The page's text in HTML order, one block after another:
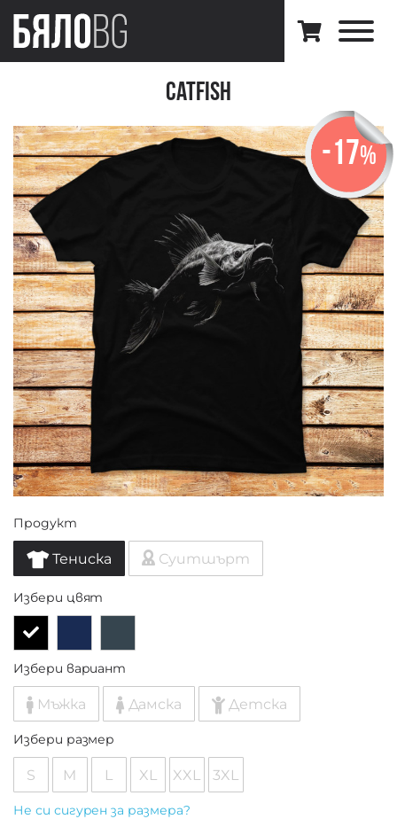
Catfish
-17%
Продукт
Тениска Суитшърт
Избери цвят
Избери вариант
Мъжка Дамска Детска
Избери размер
S M L XL XXL 3XL
Не си сигурен за размера?